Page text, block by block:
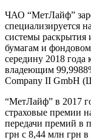
ЧАО “МетЛайф”
специализируется
системы
бумагам и
середину 2018
владеющим
Company IІ GmbH
“МетЛайф” в 2017
страховые премии
передачи премий в
грн с 8,44 млн грн в